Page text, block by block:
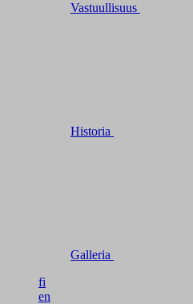
Vastuullisuus
Historia
Galleria
fi
en